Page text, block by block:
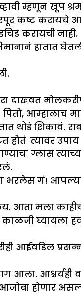
व्हावी म्हणून
कष्ट करायचे
करायची नाही.
हातात
आम्हालाच
थोडं शिकावं.
त्यावर
ग्लास
भरलेस गं!
आता मला
घ्यायला
आईवडिल
आला.
होणार